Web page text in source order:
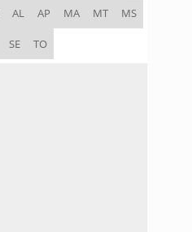
AL AP MA MT MS
SE TO